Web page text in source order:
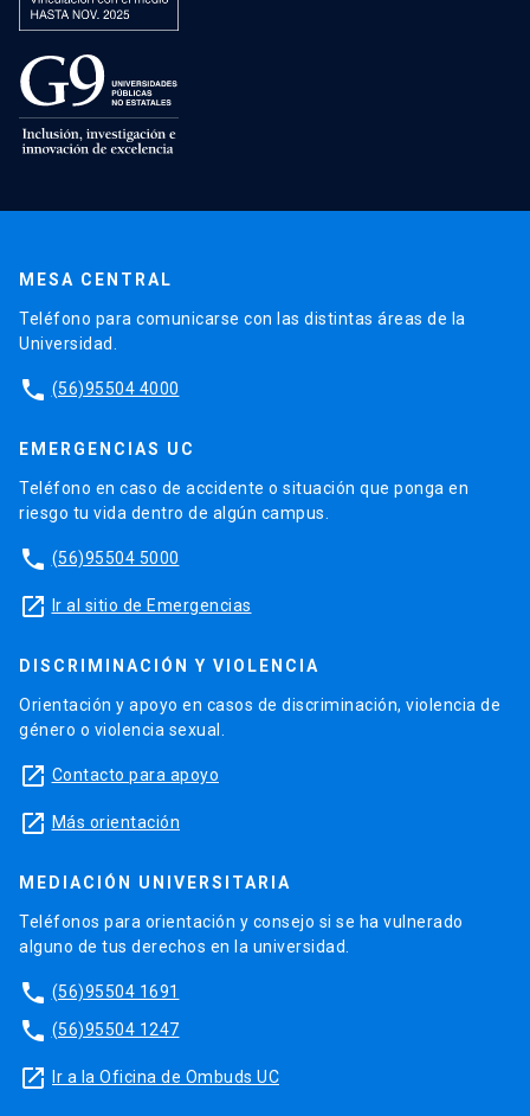
MESA CENTRAL
Teléfono para comunicarse con las distintas áreas de la
Universidad.
phone (56)95504 4000
EMERGENCIAS UC
Teléfono en caso de accidente o situación que ponga en
riesgo tu vida dentro de algún campus.
phone (56)95504 5000
launch Ir al sitio de Emergencias
DISCRIMINACIÓN Y VIOLENCIA
Orientación y apoyo en casos de discriminación, violencia de
género o violencia sexual.
launch Contacto para apoyo
launch Más orientación
MEDIACIÓN UNIVERSITARIA
Teléfonos para orientación y consejo si se ha vulnerado
alguno de tus derechos en la universidad.
phone (56)95504 1691
phone (56)95504 1247
launch Ir a la Oficina de Ombuds UC